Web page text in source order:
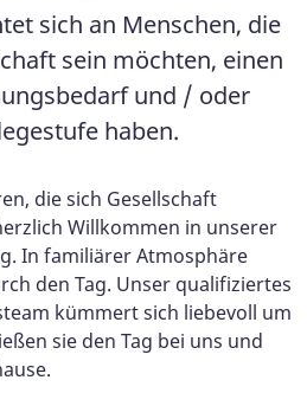
sich an Menschen, die
sein möchten, einen
und / oder
haben.
die sich Gesellschaft
Willkommen in unserer
In familiärer Atmosphäre
den Tag. Unser qualifiziertes
kümmert sich liebevoll um
sie den Tag bei uns und